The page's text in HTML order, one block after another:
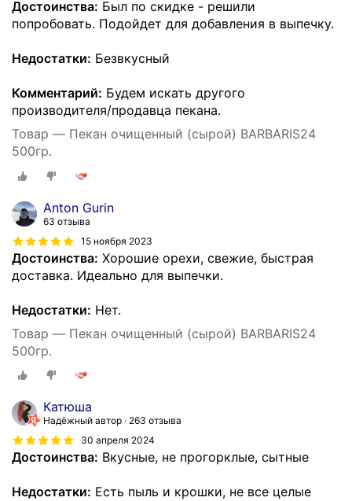
Достоинства: Был по скидке - решили
попробовать. Подойдет для добавления в выпечку.
Недостатки: Безвкусный
Комментарий: Будем искать другого
производителя/продавца пекана.
Товар — Пекан очищенный (сырой) BARBARIS24
500гр.
Anton Gurin
63 отзыва
15 ноября 2023
Достоинства: Хорошие орехи, свежие, быстрая
доставка. Идеально для выпечки.
Недостатки: Нет.
Товар — Пекан очищенный (сырой) BARBARIS24
500гр.
Катюша
Надёжный автор
263 отзыва
30 апреля 2024
Достоинства: Вкусные, не прогорклые, сытные
Недостатки: Есть пыль и крошки, не все целые